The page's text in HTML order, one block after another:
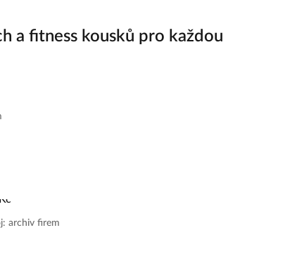
a fitness kousků pro každou
archiv firem